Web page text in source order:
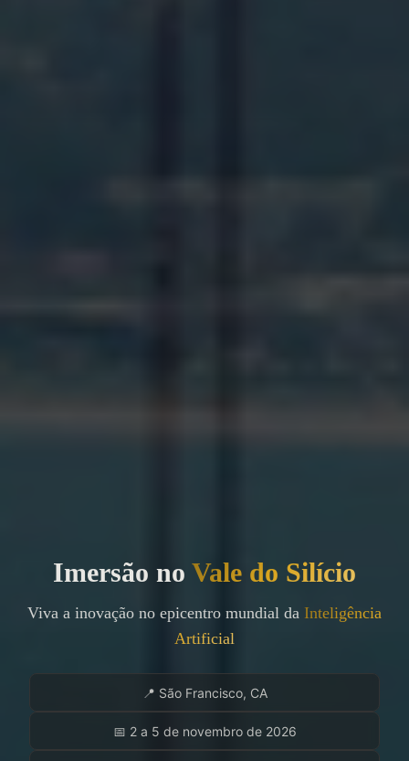
Imersão no Vale do Silício
Viva a inovação no epicentro mundial da Inteligência
Artificial
📍 São Francisco, CA
📅 2 a 5 de novembro de 2026